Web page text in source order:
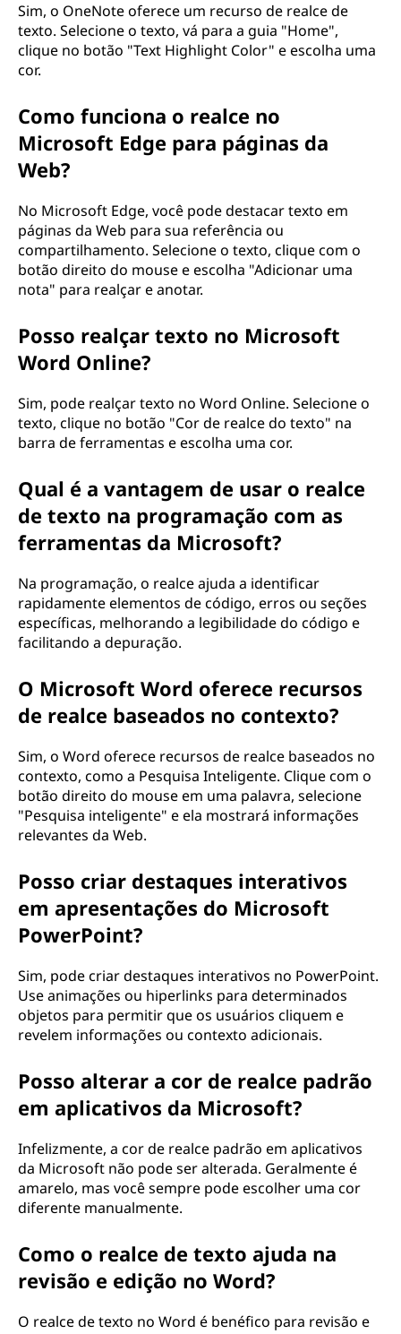
Sim, o OneNote oferece um recurso de realce de
texto. Selecione o texto, vá para a guia "Home",
clique no botão "Text Highlight Color" e escolha uma
cor.
Como funciona o realce no
Microsoft Edge para páginas da
Web?
No Microsoft Edge, você pode destacar texto em
páginas da Web para sua referência ou
compartilhamento. Selecione o texto, clique com o
botão direito do mouse e escolha "Adicionar uma
nota" para realçar e anotar.
Posso realçar texto no Microsoft
Word Online?
Sim, pode realçar texto no Word Online. Selecione o
texto, clique no botão "Cor de realce do texto" na
barra de ferramentas e escolha uma cor.
Qual é a vantagem de usar o realce
de texto na programação com as
ferramentas da Microsoft?
Na programação, o realce ajuda a identificar
rapidamente elementos de código, erros ou seções
específicas, melhorando a legibilidade do código e
facilitando a depuração.
O Microsoft Word oferece recursos
de realce baseados no contexto?
Sim, o Word oferece recursos de realce baseados no
contexto, como a Pesquisa Inteligente. Clique com o
botão direito do mouse em uma palavra, selecione
"Pesquisa inteligente" e ela mostrará informações
relevantes da Web.
Posso criar destaques interativos
em apresentações do Microsoft
PowerPoint?
Sim, pode criar destaques interativos no PowerPoint.
Use animações ou hiperlinks para determinados
objetos para permitir que os usuários cliquem e
revelem informações ou contexto adicionais.
Posso alterar a cor de realce padrão
em aplicativos da Microsoft?
Infelizmente, a cor de realce padrão em aplicativos
da Microsoft não pode ser alterada. Geralmente é
amarelo, mas você sempre pode escolher uma cor
diferente manualmente.
Como o realce de texto ajuda na
revisão e edição no Word?
O realce de texto no Word é benéfico para revisão e